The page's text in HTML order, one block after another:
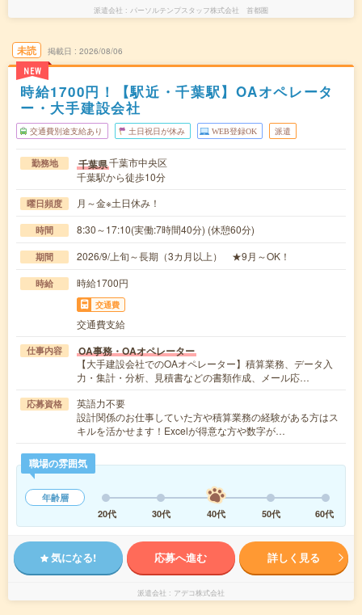
派遣会社 パーソルテンプスタッフ株式会社 首都圏
未読
NEW
掲載日 2026/08/06
時給1700円！【駅近・千葉駅】OAオペレータ
ー・大手建設会社
交通費別途支給あり 土日祝日が休み WEB登録OK 派遣
勤務地 千葉県千葉市中央区
千葉駅から徒歩10分
曜日頻度 月～金※土日休み！
時間 8:30～17:10(実働:7時間40分) (休憩60分)
期間 2026/9/上旬～長期（3カ月以上） ★9月～OK！
時給 時給1700円
交通費
交通費支給
仕事内容 OA事務・OAオペレーター
【大手建設会社でのOAオペレーター】積算業務、データ入
力・集計・分析、見積書などの書類作成、メール応…
応募資格
英語力不要
設計関係のお仕事していた方や積算業務の経験がある方はス
キルを活かせます！Excelが得意な方や数字が…
職場の雰囲気
年齢層
20代
30代 40代 50代 60代
気になる! 応募へ進む 詳しく見る
派遣会社 アデコ株式会社